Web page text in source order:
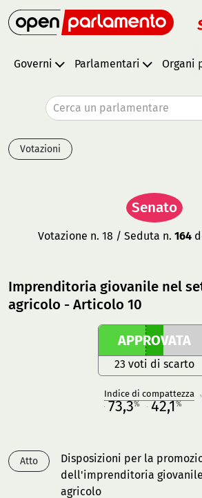
Governi Parlamentari Organi
Cerca un parlamentare
Votazioni
Senato
Votazione n. 18 / Seduta n. 164
Imprenditoria giovanile nel
agricolo - Articolo 10
APPROVATA
23 voti di scarto
Indice di compattezza
73,3% 42,1%
Atto
Disposizioni per la
dell'imprenditoria
agricolo